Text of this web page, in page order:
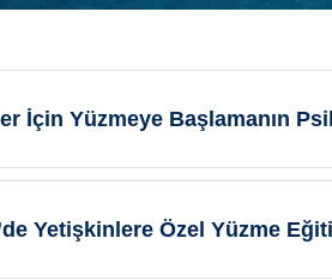
İçin Yüzmeye Başlamanın
Yetişkinlere Özel Yüzme